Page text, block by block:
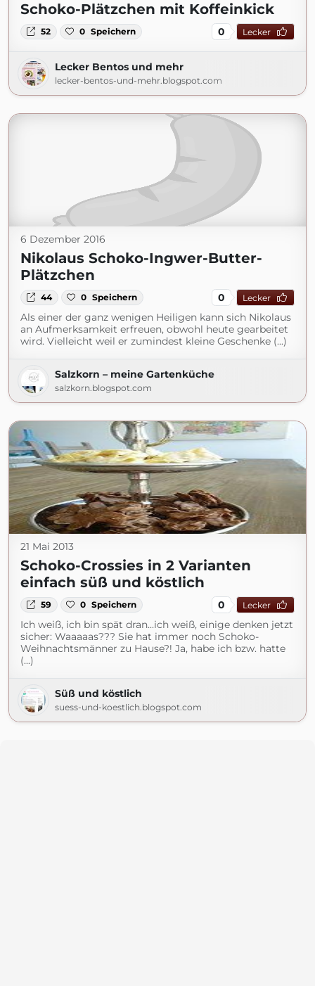
Schoko-Plätzchen mit Koffeinkick
52 0 Speichern 0 Lecker
Lecker Bentos und mehr
lecker-bentos-und-mehr.blogspot.com
6 Dezember 2016
Nikolaus Schoko-Ingwer-Butter-
Plätzchen
44 0 Speichern 0 Lecker
Als einer der ganz wenigen Heiligen kann sich Nikolaus
an Aufmerksamkeit erfreuen, obwohl heute gearbeitet
wird. Vielleicht weil er zumindest kleine Geschenke (...)
Salzkorn – meine Gartenküche
salzkorn.blogspot.com
21 Mai 2013
Schoko-Crossies in 2 Varianten
einfach süß und köstlich
59 0 Speichern 0 Lecker
Ich weiß, ich bin spät dran...ich weiß, einige denken jetzt
sicher: Waaaaas??? Sie hat immer noch Schoko-
Weihnachtsmänner zu Hause?! Ja, habe ich bzw. hatte
(...)
Süß und köstlich
suess-und-koestlich.blogspot.com